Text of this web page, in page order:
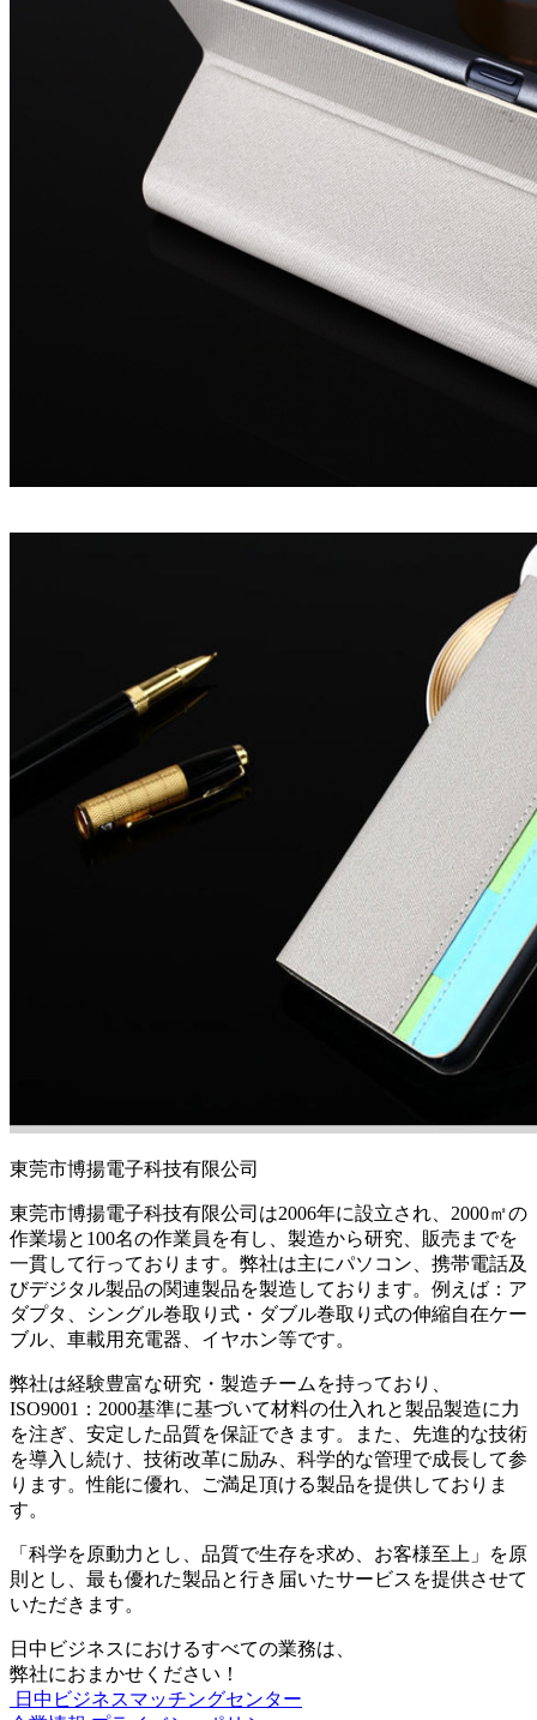
東莞市博揚電子科技有限公司
東莞市博揚電子科技有限公司は2006年に設立され、2000㎡の
作業場と100名の作業員を有し、製造から研究、販売までを
一貫して行っております。弊社は主にパソコン、携帯電話及
びデジタル製品の関連製品を製造しております。例えば：ア
ダプタ、シングル巻取り式・ダブル巻取り式の伸縮自在ケー
ブル、車載用充電器、イヤホン等です。
弊社は経験豊富な研究・製造チームを持っており、
ISO9001：2000基準に基づいて材料の仕入れと製品製造に力
を注ぎ、安定した品質を保証できます。また、先進的な技術
を導入し続け、技術改革に励み、科学的な管理で成長して参
ります。性能に優れ、ご満足頂ける製品を提供しておりま
す。
「科学を原動力とし、品質で生存を求め、お客様至上」を原
則とし、最も優れた製品と行き届いたサービスを提供させて
いただきます。
日中ビジネスにおけるすべての業務は、
弊社におまかせください！
日中ビジネスマッチングセンター